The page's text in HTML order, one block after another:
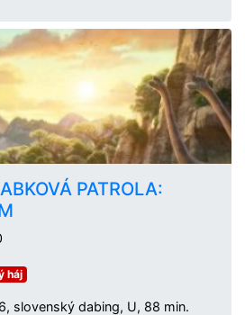
PATROLA:
háj
slovenský dabing, U, 88 min.